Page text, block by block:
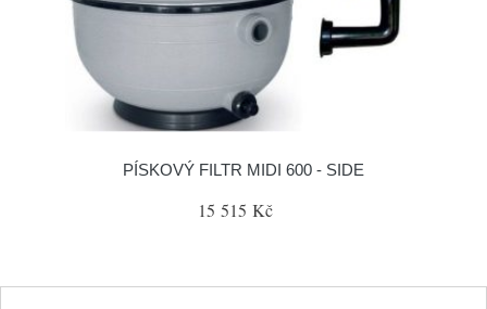
PÍSKOVÝ FILTR MIDI 600 - SIDE
15 515 Kč